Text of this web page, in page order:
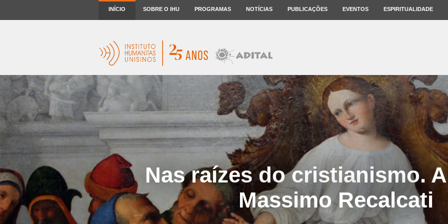
INÍCIO SOBRE O IHU PROGRAMAS NOTÍCIAS PUBLICAÇÕES EVENTOS ESPIRITUALIDADE
Nas raízes do cristianismo.
Massimo Recalcati